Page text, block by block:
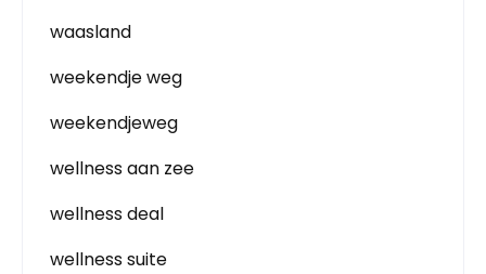
waasland
weekendje weg
weekendjeweg
wellness aan zee
wellness deal
wellness suite